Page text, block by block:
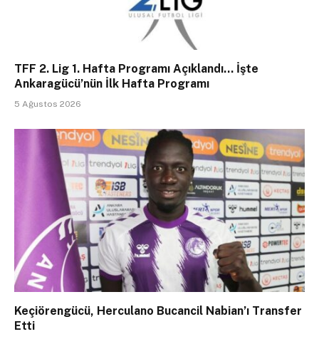
TFF 2. Lig 1. Hafta Programı Açıklandı… İşte
Ankaragücü’nün İlk Hafta Programı
5 Ağustos 2026
Keçiörengücü, Herculano Bucancil Nabian’ı Transfer
Etti